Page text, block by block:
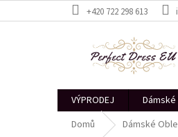
na
+420 722 298 613
VÝPRODEJ
Domů
Dámské